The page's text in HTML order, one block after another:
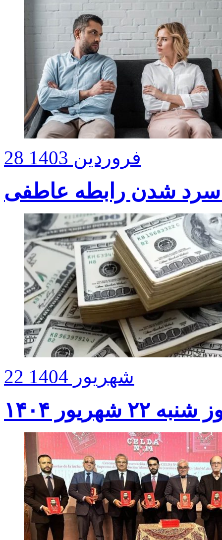
28 فروردین 1403
سرد شدن رابطه عاطفی
22 شهریور 1404
۱۴۰۴